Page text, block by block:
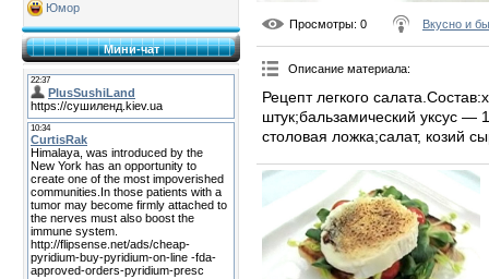
Юмор
Мини-чат
Просмотры: 0 Вкусно и
Описание материала:
Рецепт легкого
штук;бальзамический уксус —
столовая ложка;салат, козий